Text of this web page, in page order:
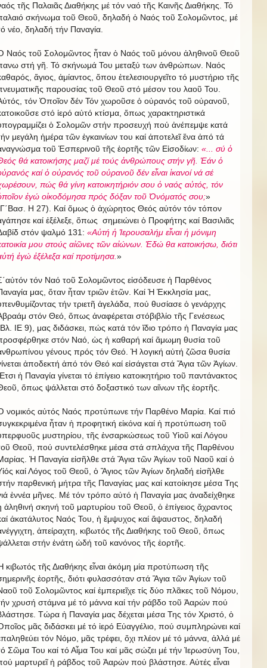
τῆς Παλαιᾶς Διαθήκης μέ τόν ναό τῆς Καινῆς Διαθήκης. Τό
σκήνωμα τοῦ Θεοῦ, δηλαδή ὁ Ναός τοῦ Σολομῶντος, μέ
νέο, δηλαδή τήν Παναγία.
Ναός τοῦ Σολομῶντος ἦταν ὁ Ναός τοῦ μόνου ἀληθινοῦ Θεοῦ
στή γῆ. Τό σκήνωμά Του μεταξύ των ἀνθρώπων. Ναός
ἅγιος, ἀμίαντος, ὅπου ἐτελεσιουργεῖτο τό μυστήριο τῆς
παρουσίας τοῦ Θεοῦ στό μέσον του λαοῦ Του.
τόν Ὁποῖον δέν Τόν χωροῦσε ὁ οὐρανός τοῦ οὐρανοῦ,
στό ἱερό αὐτό κτίσμα, ὅπως χαρακτηριστικά
ὁ Σολομῶν στήν προσευχή πού ἀνέπεμψε κατά
μεγάλη ἡμέρα τῶν ἐγκαινίων του καί ἀποτελεῖ ἕνα ἀπό τά
τοῦ Ἑσπερινοῦ τῆς ἑορτῆς τῶν Εἰσοδίων: «... σύ ὁ
θά κατοικήσης μαζί μέ τούς ἀνθρώπους στήν γῆ. Ἐάν ὁ
καί ὁ οὐρανός τοῦ οὐρανοῦ δέν εἶναι ἱκανοί νά σέ
πώς θά γίνη κατοικητήριόν σου ὁ ναός αὐτός, τόν
ἐγώ οἰκοδόμησα πρός δόξαν τοῦ Ὀνόματός σου;»
Η 27). Καί ὅμως ὁ ἀχώρητος Θεός αὐτόν τόν τόπον
καί ἐξέλεξε, ὅπως σημειώνει ὁ Προφήτης καί Βασιλιᾶς
στόν ψαλμό 131: «Αὐτή ἡ Ἰερουσαλήμ εἶναι ἡ μόνιμη
μου στούς αἰῶνες τῶν αἰώνων. Ἐδώ θα κατοικήσω, διότι
ἐγώ ἐξέλεξα καί προτίμησα.»
τόν Ναό τοῦ Σολομῶντος εἰσόδευσε ἡ Παρθένος
μας, ὅταν ἦταν τριῶν ἐτῶν. Καί Ἡ Ἐκκλησία μας,
τήν τριετῆ ἀγελάδα, πού θυσίασε ὁ γενάρχης
στόν Θεό, ὅπως ἀναφέρεται στόβιβλίο τῆς Γενέσεως
ΙΕ 9), μας διδάσκει, πώς κατά τόν ἴδιο τρόπο ἡ Παναγία μας
στόν Ναό, ὡς ἡ καθαρή καί ἄμωμη θυσία τοῦ
γένους πρός τόν Θεό. Ἡ λογική αὐτή ζῶσα θυσία
ἀποδεκτή ἀπό τόν Θεό καί εἰσάγεται στά Ἅγια τῶν Ἁγίων.
ἡ Παναγία γίνεται τό ἐπίγειο κατοικητήριο τοῦ παντάνακτος
ὅπως ψάλλεται στό δοξαστικό των αἴνων τῆς ἑορτῆς.
νομικός αὐτός Ναός προτύπωνε τήν Παρθένο Μαρία. Καί πιό
ἦταν ἡ προφητική εἰκόνα καί ἡ προτύπωση τοῦ
μυστηρίου, τῆς ἐνσαρκώσεως τοῦ Υἱοῦ καί Λόγου
Θεοῦ, πού συντελέσθηκε μέσα στά σπλάχνα τῆς Παρθένου
Ἡ Παναγία εἰσῆλθε στά Ἅγια τῶν Ἁγίων τοῦ Ναοῦ καί ὁ
καί Λόγος τοῦ Θεοῦ, ὁ Ἅγιος τῶν Ἁγίων δηλαδή εἰσῆλθε
παρθενική μήτρα τῆς Παναγίας μας καί κατοίκησε μέσα Της
ἐννέα μῆνες. Μέ τόν τρόπο αὐτό ἡ Παναγία μας ἀναδείχθηκε
ἀληθινή σκηνή τοῦ μαρτυρίου τοῦ Θεοῦ, ὁ ἐπίγειος ἄχραντος
ἀκατάλυτος Ναός Του, ἡ ἔμψυχος καί ἄψαυστος, δηλαδή
ἀπείραχτη, κιβωτός τῆς Διαθήκης τοῦ Θεοῦ, ὅπως
στήν ἐνάτη ὠδή τοῦ κανόνος τῆς ἑορτῆς.
κιβωτός τῆς Διαθήκης εἶναι ἀκόμη μία προτύπωση τῆς
ἑορτῆς, διότι φυλασσόταν στά Ἅγια τῶν Ἁγίων τοῦ
τοῦ Σολομῶντος καί ἐμπεριεῖχε τίς δύο πλᾶκες τοῦ Νόμου,
χρυσή στάμνα μέ τό μάννα καί τήν ράβδο τοῦ Ἀαρών πού
Τώρα ἡ Παναγία μας δέχεται μέσα Της τόν Χριστό, ὁ
μᾶς διδάσκει μέ τό ἱερό Εὐαγγέλιο, πού συμπληρώνει καί
τόν Νόμο, μᾶς τρέφει, ὄχι πλέον μέ τό μάννα, ἀλλά μέ
Σῶμα Του καί τό Αἷμα Του καί μᾶς σώζει μέ τήν Ἱερωσύνη Του,
μαρτυρεῖ ἡ ράβδος τοῦ Ἀαρών πού βλάστησε. Αὐτές εἶναι